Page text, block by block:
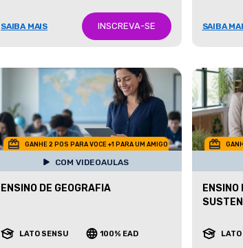
SAIBA MAIS INSCREVA-SE SAIBA
GANHE 2 POS PARA VOCE +1 PARA UM AMIGO
COM VIDEOAULAS
ENSINO DE GEOGRAFIA
LATO SENSU 100% EAD
ENSINO
LATO